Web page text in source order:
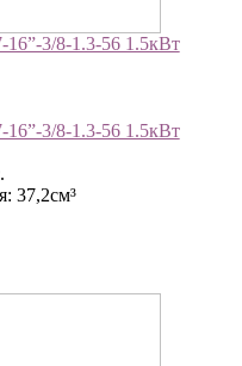
3/8-1.3-56 1.5кВт
3/8-1.3-56 1.5кВт
37,2см³